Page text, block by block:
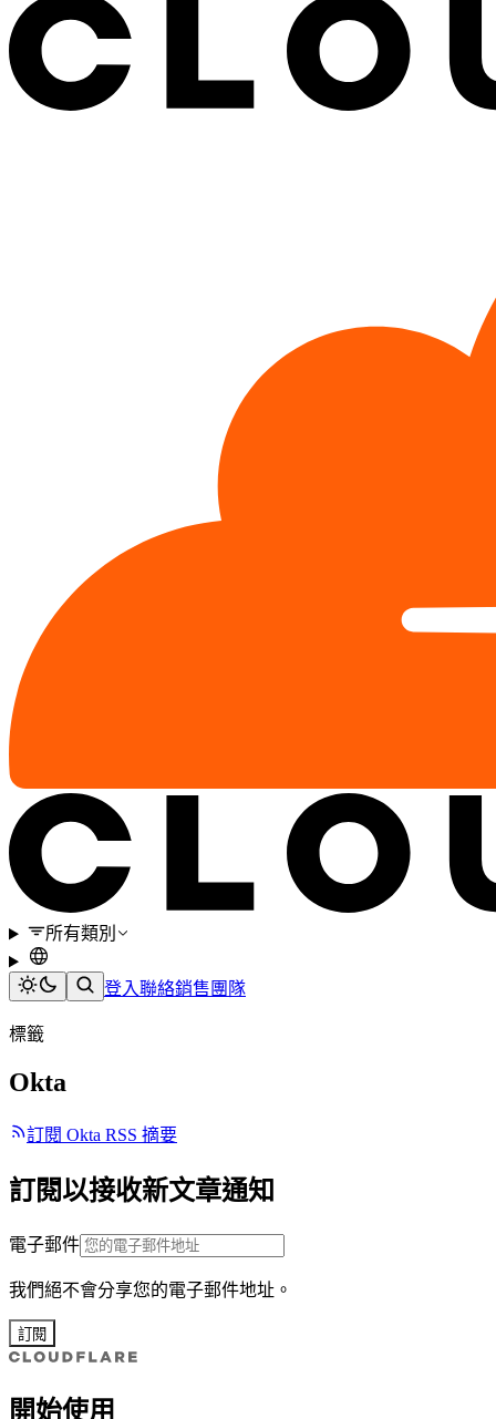
所有類別
登入聯絡銷售團隊
標籤
Okta
訂閱 Okta RSS 摘要
訂閱以接收新文章通知
電子郵件
我們絕不會分享您的電子郵件地址。
訂閱
開始使用